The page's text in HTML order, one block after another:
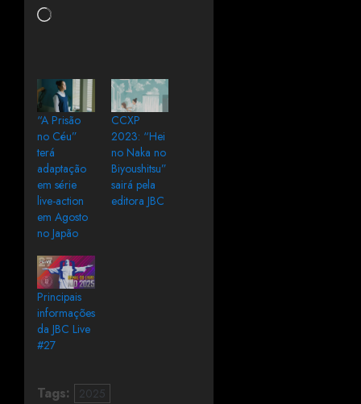
“A Prisão
no Céu”
terá
adaptação
em série
live-action
em Agosto
no Japão
CCXP
2023: “Hei
no Naka no
Biyoushitsu”
sairá pela
editora JBC
Principais
informações
da JBC Live
#27
Tags:
2025